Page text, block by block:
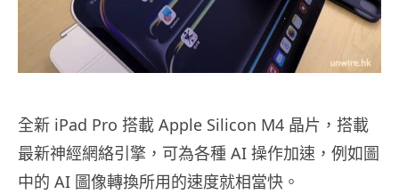
全新 iPad Pro 搭載 Apple Silicon M4 晶片，搭載
最新神經網絡引擎，可為各種 AI 操作加速，例如圖
中的 AI 圖像轉換所用的速度就相當快。